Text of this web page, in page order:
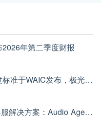
年第二季度财报
国内首个AI智能体管理成熟度标准于WAIC发布，极光参编
极光旗下 GPTBots.ai 升级客服解决方案：Audio Agent 打通企业通信线路，LINE 客服插件 2.0 同步上线